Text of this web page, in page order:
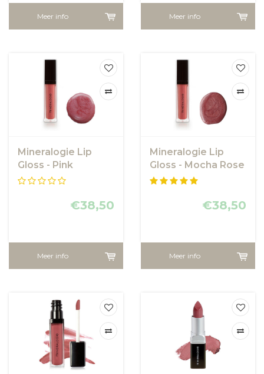
Meer info Meer info
Mineralogie Lip
Gloss - Pink
Sapphire
€38,50
Meer info
Mineralogie Lip
Gloss - Mocha Rose
€38,50
Meer info